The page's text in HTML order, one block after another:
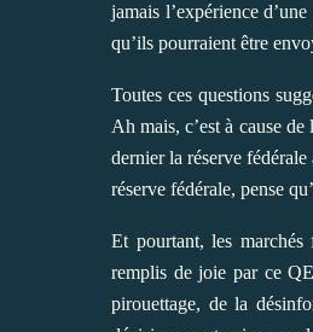
jamais l’expérience
qu’ils pourraient être
Toutes ces questions
Ah mais, c’est à cause
dernier la réserve
réserve fédérale, pense
Et pourtant, les
remplis de joie par ce
pirouettage, de la